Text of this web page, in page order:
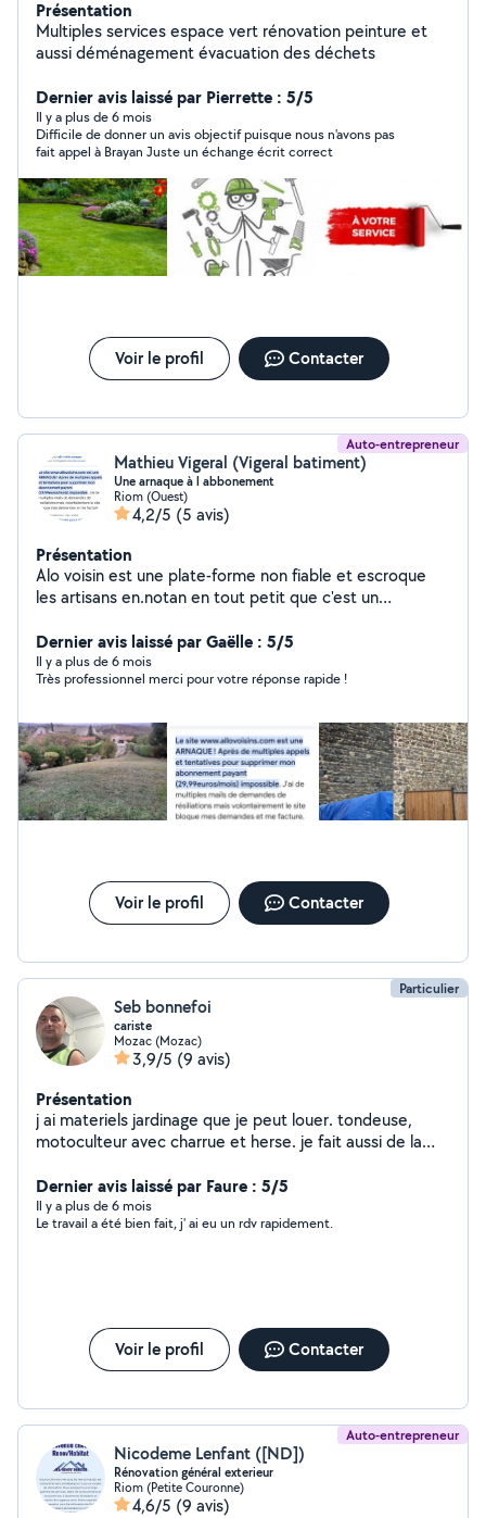
Présentation
Multiples services espace vert rénovation peinture et
aussi déménagement évacuation des déchets
Dernier avis laissé par Pierrette : 5/5
Il y a plus de 6 mois
Difficile de donner un avis objectif puisque nous n'avons pas
fait appel à Brayan Juste un échange écrit correct
Voir le profil Contacter
Auto-entrepreneur
Mathieu Vigeral (Vigeral batiment)
Une arnaque à l abbonement
Riom (Ouest)
4,2/5 (5 avis)
Présentation
Alo voisin est une plate-forme non fiable et escroque
les artisans en.notan en tout petit que c'est un
d'escroquerie donc veiller supprimer mon compte
Dernier avis laissé par Gaëlle : 5/5
Il y a plus de 6 mois
Très professionnel merci pour votre réponse rapide !
Voir le profil Contacter
Particulier
Seb bonnefoi
cariste
Mozac (Mozac)
3,9/5 (9 avis)
Présentation
j ai materiels jardinage que je peut louer. tondeuse,
motoculteur avec charrue et herse. je fait aussi de la
Dernier avis laissé par Faure : 5/5
Il y a plus de 6 mois
Le travail a été bien fait, j' ai eu un rdv rapidement.
Voir le profil Contacter
Auto-entrepreneur
Nicodeme Lenfant ([ND])
Rénovation général exterieur
Riom (Petite Couronne)
4,6/5 (9 avis)